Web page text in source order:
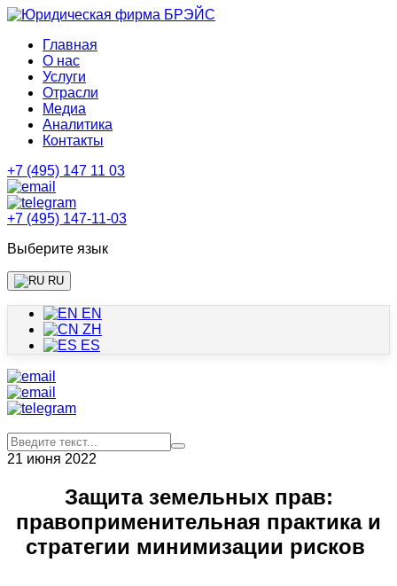
Главная
О нас
Услуги
Отрасли
Медиа
Аналитика
Контакты
+7 (495) 147 11 03
+7 (495) 147-11-03
Выберите язык
RU
EN
ZH
ES
21 июня 2022
Защита земельных прав:
правоприменительная практика и
стратегии минимизации рисков